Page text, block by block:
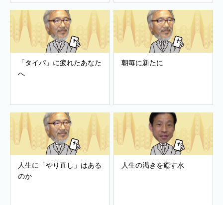
「タイパ」に疲れたあなた
へ
朝毎に新たに
人生に「やり直し」はある
のか
人生の渇きを癒す水